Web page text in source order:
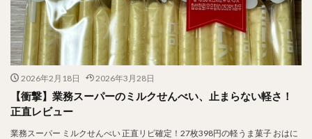
2026年2月18日 2026年3月28日
【衝撃】業務スーパーのミルクせんべい、止まらない軽さ！
正直レビュー
業務スーパー ミルクせんべい 正直リピ確定！27枚398円の軽うま菓子 おはに